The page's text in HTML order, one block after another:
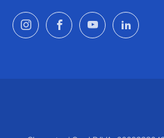
InstagramFacebookYouTube